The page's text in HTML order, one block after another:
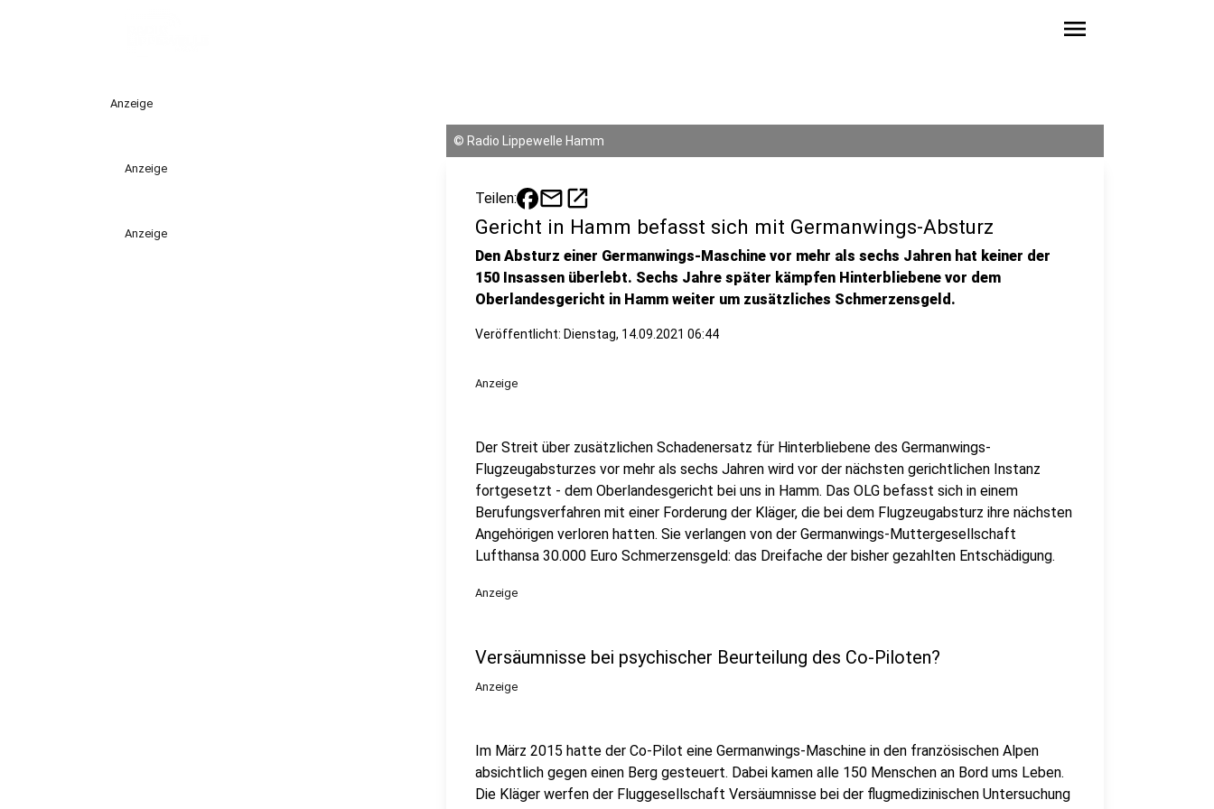
menu
Anzeige
Anzeige
Anzeige
© Radio Lippewelle Hamm
Teilen: mailopen_in_new
Gericht in Hamm befasst sich mit Germanwings-Absturz
Den Absturz einer Germanwings-Maschine vor mehr als sechs Jahren hat keiner der
150 Insassen überlebt. Sechs Jahre später kämpfen Hinterbliebene vor dem
Oberlandesgericht in Hamm weiter um zusätzliches Schmerzensgeld.
Veröffentlicht: Dienstag, 14.09.2021 06:44
Anzeige
Der Streit über zusätzlichen Schadenersatz für Hinterbliebene des Germanwings-
Flugzeugabsturzes vor mehr als sechs Jahren wird vor der nächsten gerichtlichen Instanz
fortgesetzt - dem Oberlandesgericht bei uns in Hamm. Das OLG befasst sich in einem
Berufungsverfahren mit einer Forderung der Kläger, die bei dem Flugzeugabsturz ihre nächsten
Angehörigen verloren hatten. Sie verlangen von der Germanwings-Muttergesellschaft
Lufthansa 30.000 Euro Schmerzensgeld: das Dreifache der bisher gezahlten Entschädigung.
Anzeige
Versäumnisse bei psychischer Beurteilung des Co-Piloten?
Anzeige
Im März 2015 hatte der Co-Pilot eine Germanwings-Maschine in den französischen Alpen
absichtlich gegen einen Berg gesteuert. Dabei kamen alle 150 Menschen an Bord ums Leben.
Die Kläger werfen der Fluggesellschaft Versäumnisse bei der flugmedizinischen Untersuchung